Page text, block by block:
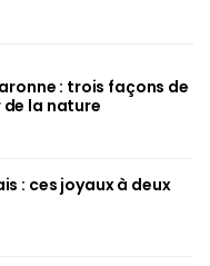
: trois façons de
la nature
: ces joyaux à deux